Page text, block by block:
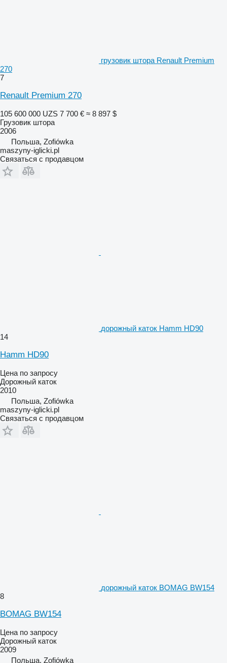
грузовик штора Renault Premium
270
7
Renault Premium 270
105 600 000 UZS 7 700 € ≈ 8 897 $
Грузовик штора
2006
Польша, Zofiówka
maszyny-iglicki.pl
Связаться с продавцом
дорожный каток Hamm HD90
14
Hamm HD90
Цена по запросу
Дорожный каток
2010
Польша, Zofiówka
maszyny-iglicki.pl
Связаться с продавцом
дорожный каток BOMAG BW154
8
BOMAG BW154
Цена по запросу
Дорожный каток
2009
Польша, Zofiówka